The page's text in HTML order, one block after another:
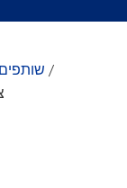
שותפים /